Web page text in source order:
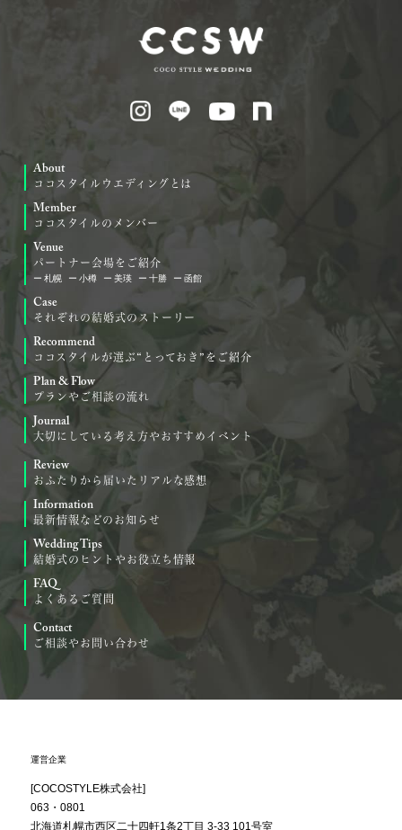
About
ココスタイルウエディングとは
Member
ココスタイルのメンバー
Venue
パートナー会場をご紹介
札幌 小樽 美瑛 十勝 函館
Case
それぞれの結婚式のストーリー
Recommend
ココスタイルが選ぶ“とっておき”をご紹介
Plan & Flow
プランやご相談の流れ
Journal
大切にしている考え方やおすすめイベント
Review
おふたりから届いたリアルな感想
Information
最新情報などのお知らせ
Wedding Tips
結婚式のヒントやお役立ち情報
FAQ
よくあるご質問
Contact
ご相談やお問い合わせ
運営企業
[COCOSTYLE株式会社]
063・0801
北海道札幌市西区二十四軒1条2丁目 3-33 101号室